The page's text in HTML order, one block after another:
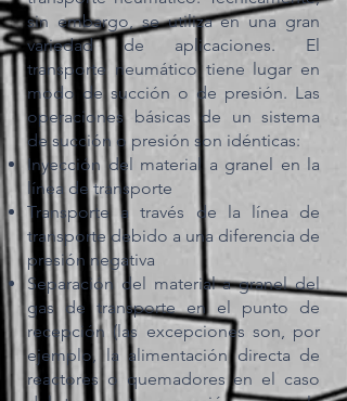
sin embargo, se utiliza en una gran
variedad de aplicaciones. El
transporte neumático tiene lugar en
modo de succión o de presión. Las
operaciones básicas de un sistema
de succión o presión son idénticas:
Inyección del material a granel en la
línea de transporte
Transporte a través de la línea de
transporte debido a una diferencia de
presión negativa
Separación del material a granel del
gas de transporte en el punto de
recepción (las excepciones son, por
ejemplo, la alimentación directa de
reactores o quemadores en el caso